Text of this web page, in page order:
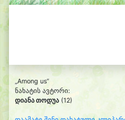
„Among us“
ნახატის ავტორი:
დიანა თოდუა (12)